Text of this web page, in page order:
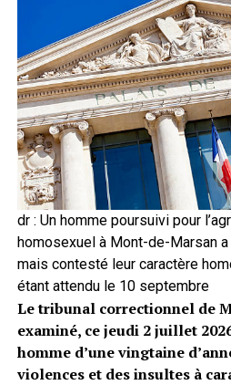
dr : Un homme poursuivi pour
homosexuel à Mont-de-Marsan
mais contesté leur caractère
étant attendu le 10 septembre
Le tribunal correctionnel de
examiné, ce jeudi 2 juillet
homme d’une vingtaine
violences et des insultes à